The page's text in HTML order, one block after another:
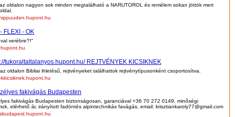
oldalon nagyon sok minden megtalálható a NARUTOROL és remélem sokan jöttök mert
FLEXI - OK
verébre?!"
tukoraltaltalanyos.hupont.hu/ REJTVÉNYEK KICSIKNEK
oldalon Bibliai ihletésű, rejtvényeket találhattok rejtvénytípusonként csoportosítva.
fakivágás Budapesten
fakivágás Budapesten biztonságosan, garanciával +36 70 272 0149, minőségi
elérhető ár, irányított fadöntés alpintechnikás favágás, email: krisztiankaroly77@gmail.com